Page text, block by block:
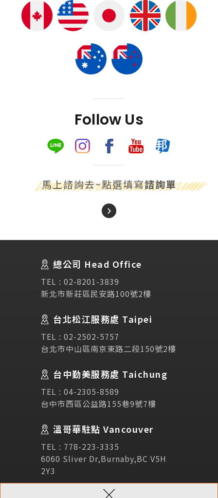
諮詢表單
立即諮詢
About Us 關於我們
講座活動
Testimonial
Links 相關連結
Follow Us
馬上諮詢去~點選填寫諮詢單
總公司 Head Office
TEL : 02-8201-3839
新北市新莊區民安路100號2樓
台北松江服務處 Taipei
TEL : 02-2502-5757
台北市中山區南京東路二段150號2樓
台中勤美服務處 Taichung
TEL : 04-2305-8589
台中市西區公益路155巷9號7樓
溫哥華駐點 Vancouver
TEL : 778-223-3335
6060 Sliver Dr,Burnaby,BC V5H
2Y3